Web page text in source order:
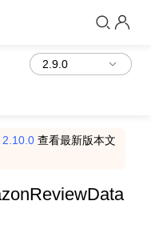
2.10.0 查看最新版本文